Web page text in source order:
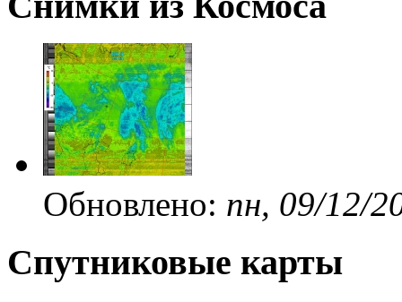
Обновлено: пн, 09/12/
Спутниковые карты